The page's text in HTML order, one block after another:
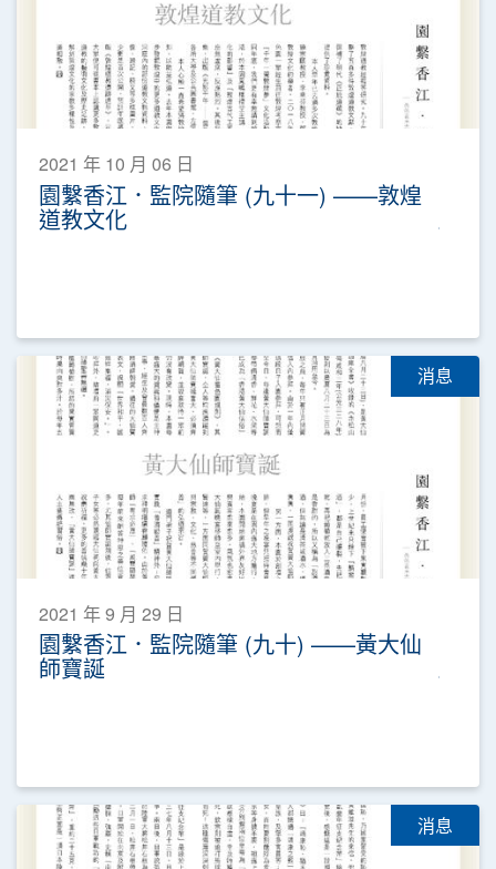
2021 年 10 月 06 日
園繫香江．監院隨筆 (九十一) ——敦煌
道教文化
消息
2021 年 9 月 29 日
園繫香江．監院隨筆 (九十) ——黃大仙
師寶誕
消息